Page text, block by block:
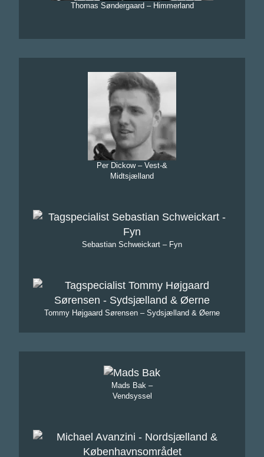
Thomas Søndergaard – Himmerland
Per Dickow – Vest-&
Midtsjælland
Sebastian Schweickart – Fyn
Tommy Højgaard Sørensen – Sydsjælland & Øerne
Mads Bak –
Vendsyssel